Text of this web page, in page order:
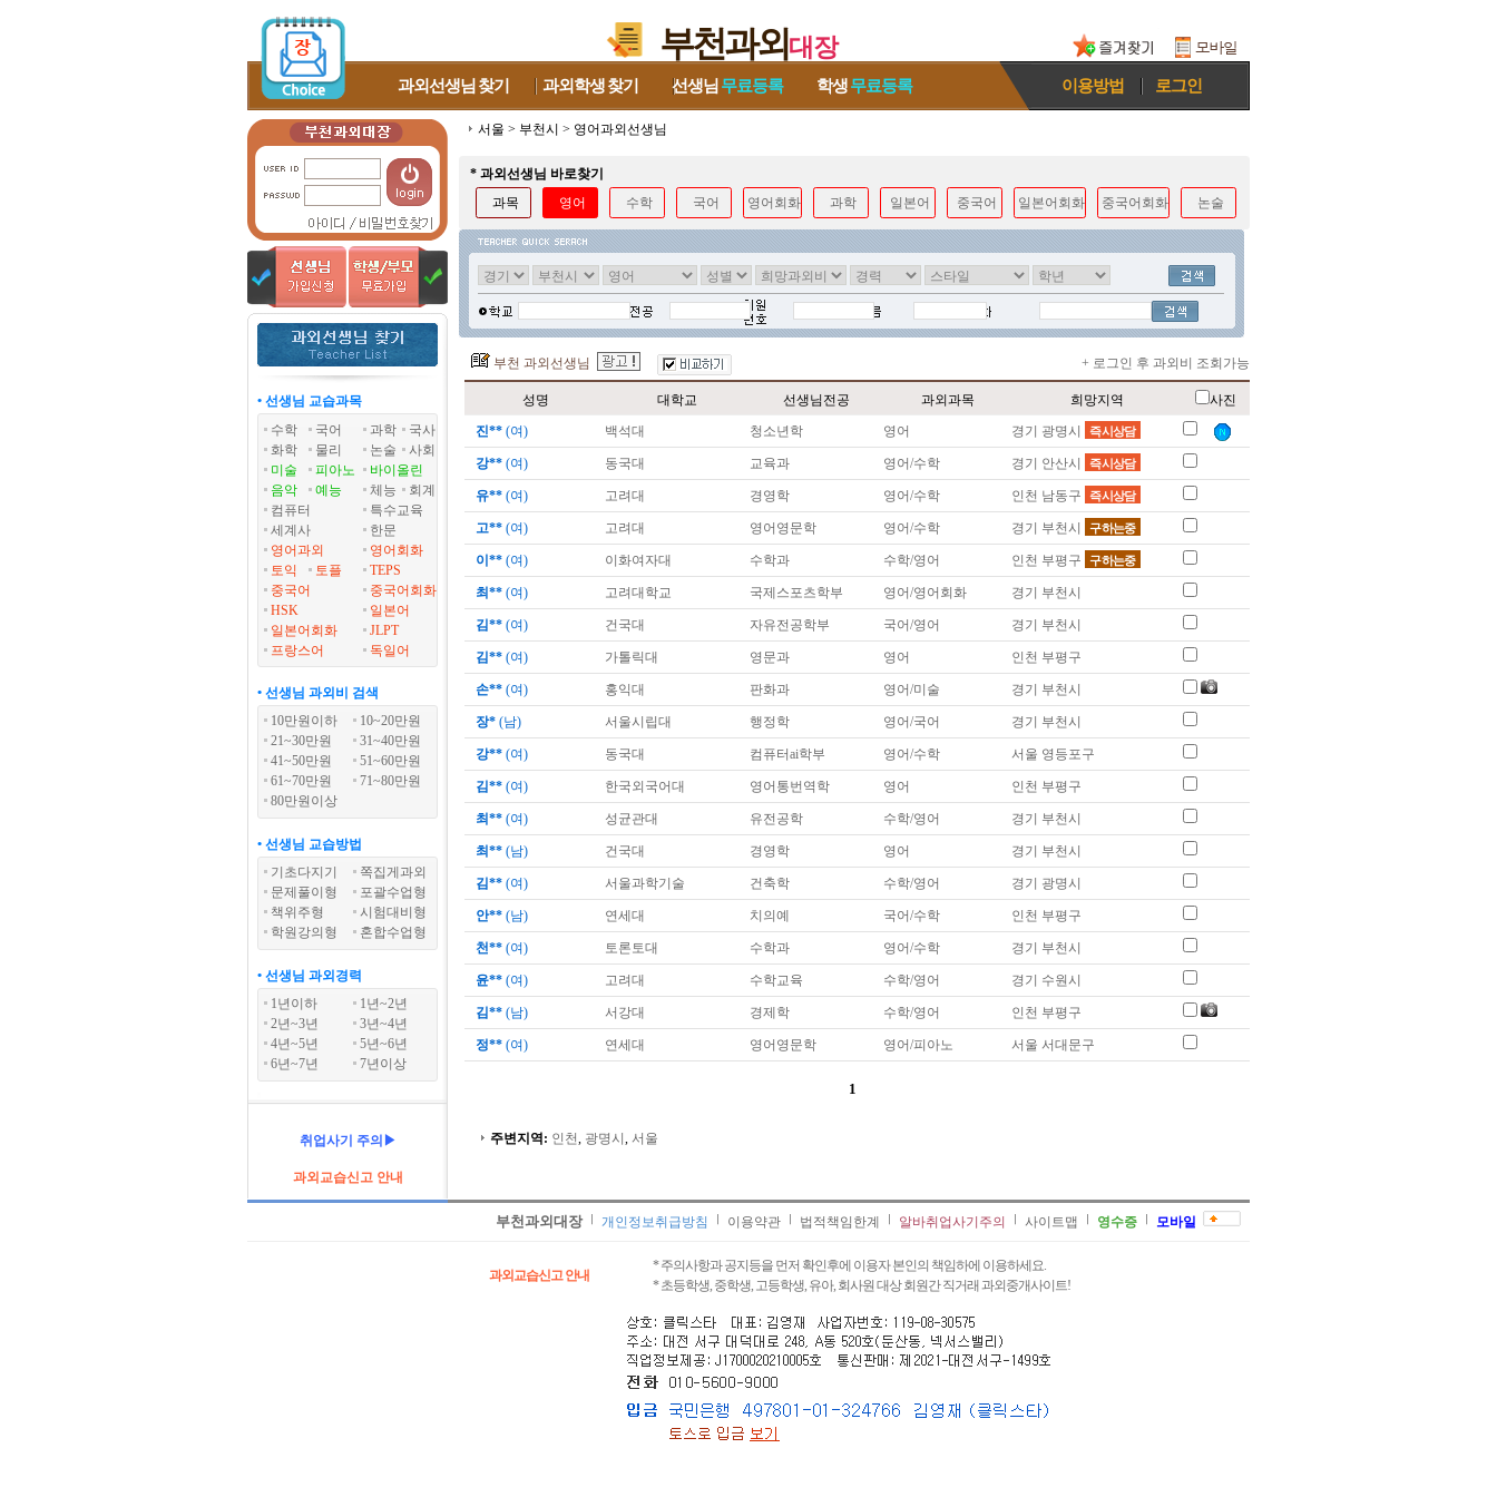
부천과외대장
과외선생님 찾기 과외학생찾기 선생님 무료등록 학생무료등록 이용방법 로그인
• 선생님 교습과목
수학
국어 과학
국사
화학
물리 논술
사회
미술
피아노
바이올린
음악
예능 체능
회계
컴퓨터
특수교육
세계사
한문
영어과외
영어회화
토익
토플
TEPS
중국어
중국어회화
HSK
일본어
일본어회화
JLPT
프랑스어
독일어
• 선생님 과외비 검색
10만원이하
10~20만원
21~30만원
31~40만원
41~50만원
51~60만원
61~70만원
71~80만원
80만원이상
• 선생님 교습방법
기초다지기
쪽집게과외
문제풀이형
포괄수업형
책위주형
시험대비형
학원강의형
혼합수업형
• 선생님 과외경력
1년이하
1년~2년
2년~3년
3년~4년
4년~5년
5년~6년
6년~7년
7년이상
취업사기 주의▶
과외교습신고 안내
서울 > 부천시 > 영어과외선생님
* 과외선생님 바로찾기
과목
영어 수학 국어 영어회화 과학 일본어 중국어 일본어회화 중국어회화 논술
부천 과외선생님 + 로그인 후 과외비 조회가능
성명 대학교 선생님전공 과외과목 희망지역
사진
진** (여) 백석대 청소년학 영어 경기 광명시 즉시상담
강** (여) 동국대 교육과 영어/수학 경기 안산시 즉시상담
유** (여) 고려대 경영학 영어/수학 인천 남동구 즉시상담
고** (여) 고려대 영어영문학 영어/수학 경기 부천시 구하는중
이** (여) 이화여자대 수학과 수학/영어 인천 부평구 구하는중
최** (여) 고려대학교 국제스포츠학부 영어/영어회화 경기 부천시
김** (여) 건국대 자유전공학부 국어/영어 경기 부천시
김** (여) 가톨릭대 영문과 영어 인천 부평구
손** (여) 홍익대 판화과 영어/미술 경기 부천시
장* (남) 서울시립대 행정학 영어/국어 경기 부천시
강** (여) 동국대 컴퓨터ai학부 영어/수학 서울 영등포구
김** (여) 한국외국어대 영어통번역학 영어 인천 부평구
최** (여) 성균관대 유전공학 수학/영어 경기 부천시
최** (남) 건국대 경영학 영어 경기 부천시
김** (여) 서울과학기술 건축학 수학/영어 경기 광명시
안** (남) 연세대 치의예 국어/수학 인천 부평구
천** (여) 토론토대 수학과 영어/수학 경기 부천시
윤** (여) 고려대 수학교육 수학/영어 경기 수원시
김** (남) 서강대 경제학 수학/영어 인천 부평구
정** (여) 연세대 영어영문학 영어/피아노 서울 서대문구
1
주변지역: 인천, 광명시 , 서울
부천과외대장 개인정보취급방침 이용약관 법적책임한계 알바취업사기주의 사이트맵 영수증 모바일
과외교습신고 안내
* 주의사항과 공지등을 먼저 확인후에 이용자 본인의 책임하에 이용하세요.
* 초등학생, 중학생, 고등학생, 유아, 회사원 대상 회원간 직거래 과외중개사이트!